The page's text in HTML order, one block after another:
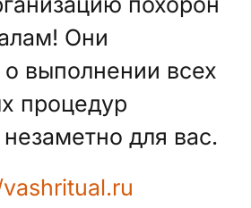
Они
о выполнении всех
процедур
для вас.